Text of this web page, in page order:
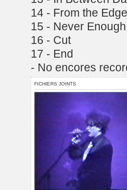
14 - From the
15 - Never Enough
16 - Cut
17 - End
- No encores
FICHIERS JOINTS